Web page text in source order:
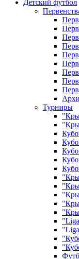
Детский футбол
Турниры